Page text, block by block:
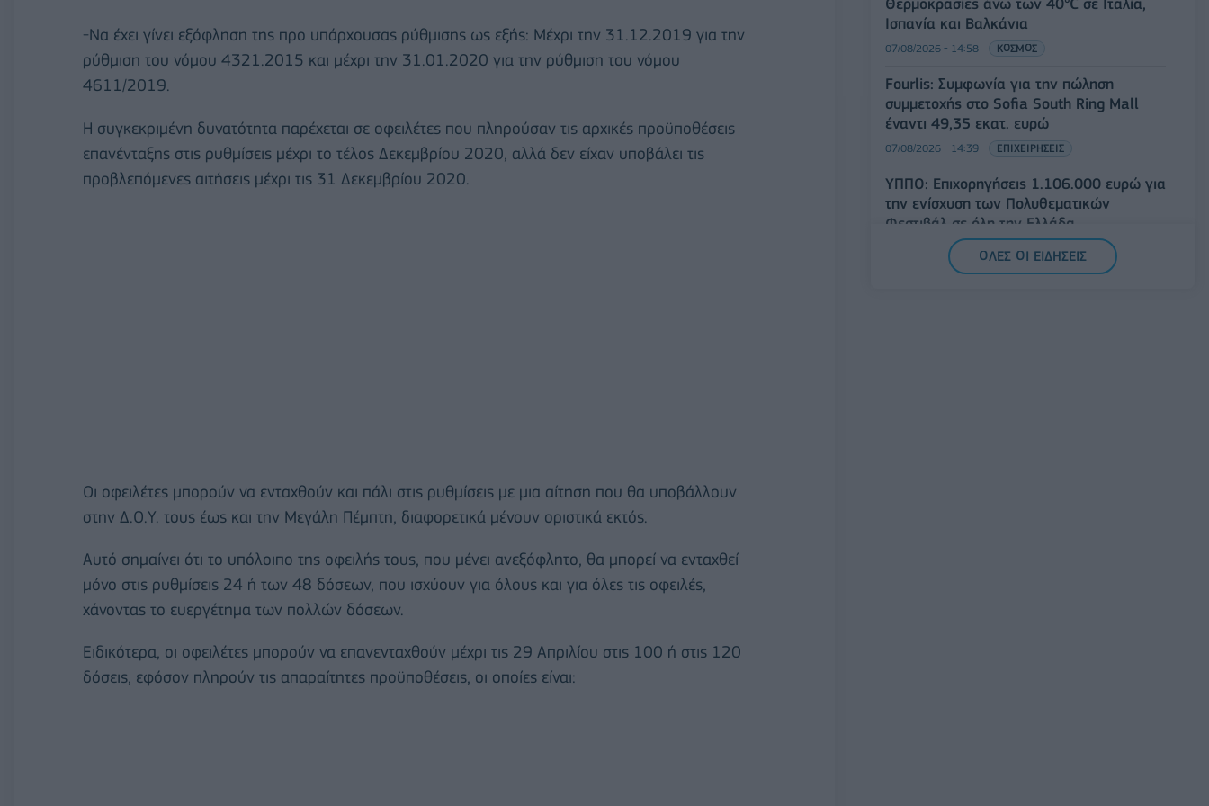
-Να έχει γίνει εξόφληση της προ υπάρχουσας ρύθμισης ως εξής: Μέχρι την 31.12.2019 για την
ρύθμιση του νόμου 4321.2015 και μέχρι την 31.01.2020 για την ρύθμιση του νόμου
4611/2019.
H συγκεκριμένη δυνατότητα παρέχεται σε οφειλέτες που πληρούσαν τις αρχικές προϋποθέσεις
επανένταξης στις ρυθμίσεις μέχρι το τέλος Δεκεμβρίου 2020, αλλά δεν είχαν υποβάλει τις
προβλεπόμενες αιτήσεις μέχρι τις 31 Δεκεμβρίου 2020.
Οι οφειλέτες μπορούν να ενταχθούν και πάλι στις ρυθμίσεις με μια αίτηση που θα υποβάλλουν
στην Δ.Ο.Υ. τους έως και την Μεγάλη Πέμπτη, διαφορετικά μένουν οριστικά εκτός.
Αυτό σημαίνει ότι το υπόλοιπο της οφειλής τους, που μένει ανεξόφλητο, θα μπορεί να ενταχθεί
μόνο στις ρυθμίσεις 24 ή των 48 δόσεων, που ισχύουν για όλους και για όλες τις οφειλές,
χάνοντας το ευεργέτημα των πολλών δόσεων.
Ειδικότερα, οι οφειλέτες μπορούν να επανενταχθούν μέχρι τις 29 Απριλίου στις 100 ή στις 120
δόσεις, εφόσον πληρούν τις απαραίτητες προϋποθέσεις, οι οποίες είναι:
Ισπανία και Βαλκάνια
07/08/2026 - 14:58 ΚΟΣΜΟΣ
Fourlis: Συμφωνία για την πώληση
συμμετοχής στο Sofia South Ring Mall
έναντι 49,35 εκατ. ευρώ
07/08/2026 - 14:39 ΕΠΙΧΕΙΡΗΣΕΙΣ
ΥΠΠΟ: Επιχορηγήσεις 1.106.000 ευρώ για
την ενίσχυση των Πολυθεματικών
Φεστιβάλ σε όλη την Ελλάδα
07/08/2026 - 14:34
ΟΛΕΣ ΟΙ ΕΙΔΗΣΕΙΣ